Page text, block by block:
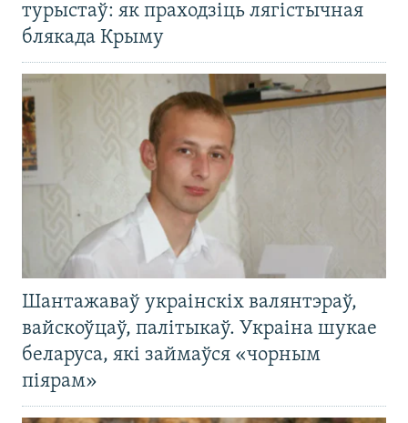
турыстаў: як праходзіць лягістычная
блякада Крыму
Шантажаваў украінскіх валянтэраў,
вайскоўцаў, палітыкаў. Украіна шукае
беларуса, які займаўся «чорным
піярам»